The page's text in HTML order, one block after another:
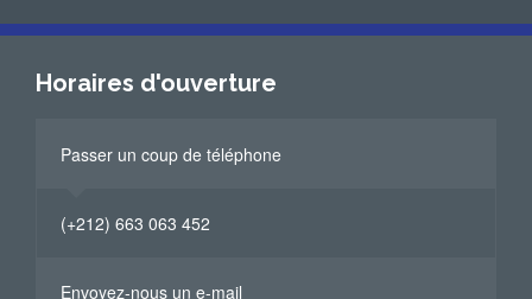
Horaires d'ouverture
Passer un coup de téléphone
(+212) 663 063 452
Envoyez-nous un e-mail